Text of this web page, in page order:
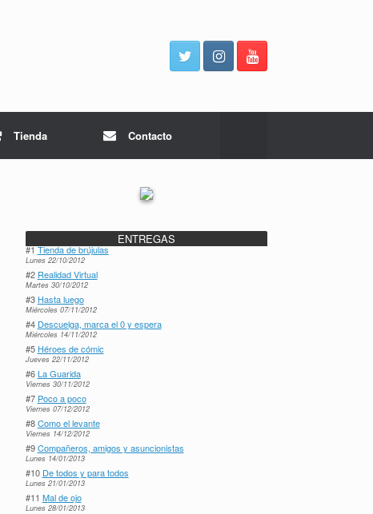
Tienda Contacto
ENTREGAS
#1Tienda de brújulas
Lunes 22/10/2012
#2 Realidad Virtual
Martes 30/10/2012
#3 Hasta luego
Miércoles 07/11/2012
#4 Descuelga, marca el 0 y espera
Miércoles 14/11/2012
#5 Héroes de cómic
Jueves 22/11/2012
#6La Guarida
Viernes 30/11/2012
#7 Poco a poco
Viernes 07/12/2012
#8Como el levante
Viernes 14/12/2012
#9Compañeros, amigos y asuncionistas
Lunes 14/01/2013
#10 De todos y para todos
Lunes 21/01/2013
#11 Mal de ojo
Lunes 28/01/2013